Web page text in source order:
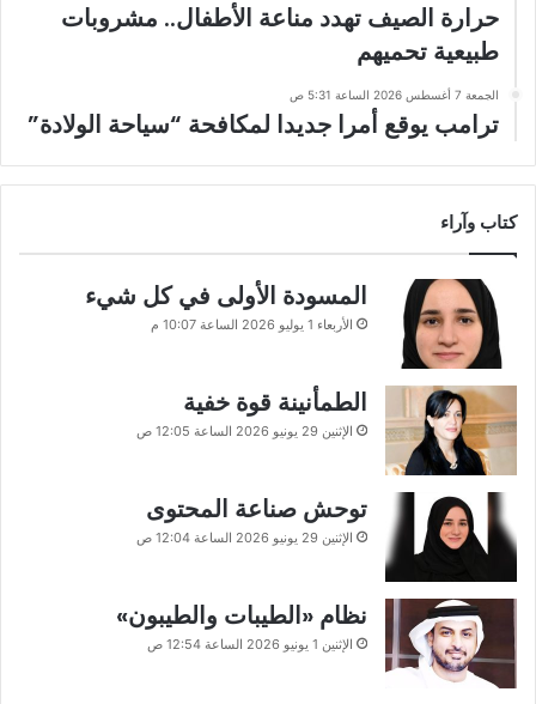
حرارة الصيف تهدد مناعة الأطفال.. مشروبات
طبيعية تحميهم
الجمعة 7 أغسطس 2026 الساعة 5:31 ص
ترامب يوقع أمرا جديدا لمكافحة “سياحة الولادة”
كتاب وآراء
المسودة الأولى في كل شيء
الأربعاء 1 يوليو 2026 الساعة 10:07 م
الطمأنينة قوة خفية
الإثنين 29 يونيو 2026 الساعة 12:05 ص
توحش صناعة المحتوى
الإثنين 29 يونيو 2026 الساعة 12:04 ص
نظام «الطيبات والطيبون»
الإثنين 1 يونيو 2026 الساعة 12:54 ص